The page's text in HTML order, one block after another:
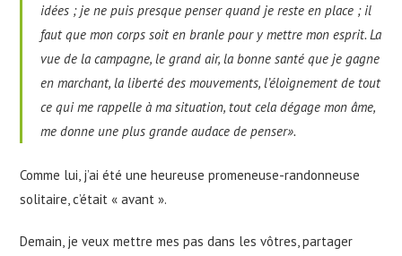
idées ; je ne puis presque penser quand je reste en place ; il
faut que mon corps soit en branle pour y mettre mon esprit. La
vue de la campagne, le grand air, la bonne santé que je gagne
en marchant, la liberté des mouvements, l’éloignement de tout
ce qui me rappelle à ma situation, tout cela dégage mon âme,
me donne une plus grande audace de penser».
Comme lui, j’ai été une heureuse promeneuse-randonneuse
solitaire, c’était « avant ».
Demain, je veux mettre mes pas dans les vôtres, partager